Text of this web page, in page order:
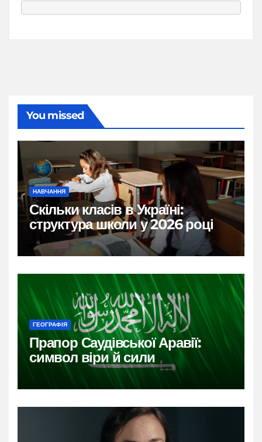
You missed
НАВЧАННЯ
Скільки класів в Україні:
структура школи у 2026 році
ГЕОГРАФІЯ
Прапор Саудівської Аравії:
символ віри й сили